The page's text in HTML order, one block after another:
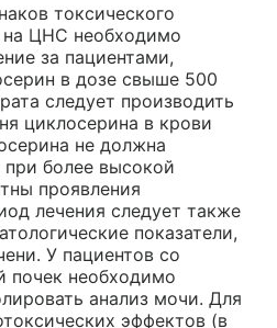
токсического
на ЦНС необходимо
за пациентами,
в дозе свыше 500
следует производить
циклосерина в крови
не должна
более высокой
проявления
лечения следует также
показатели,
У пациентов со
почек необходимо
анализ мочи. Для
эффектов (в